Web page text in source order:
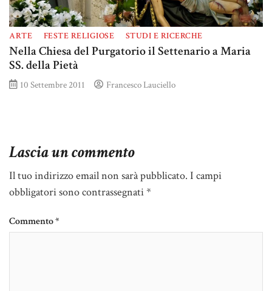
ARTE FESTE RELIGIOSE STUDI E RICERCHE
Nella Chiesa del Purgatorio il Settenario a Maria
SS. della Pietà
10 Settembre 2011 Francesco Lauciello
Lascia un commento
Il tuo indirizzo email non sarà pubblicato. I campi
obbligatori sono contrassegnati*
Commento*